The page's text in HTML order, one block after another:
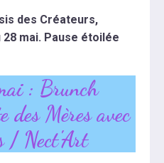
des Créateurs,
mai. Pause étoilée
: Brunch
des Mères avec
/ Nect'Art